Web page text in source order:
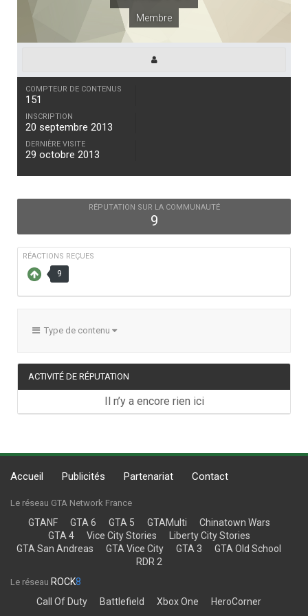
Membre
COMPTEUR DE CONTENUS
151
INSCRIPTION
20 septembre 2013
DERNIÈRE VISITE
29 octobre 2013
RÉPUTATION SUR LA COMMUNAUTÉ
9
RÉACTIONS REÇUES
9
Type de contenu
ACTIVITÉ DE RÉPUTATION
Il n’y a encore rien ici
Accueil Publicités Partenariat Contact
Le réseau GTA Network France
GTANF GTA 6 GTA 5 GTAMulti
Chinatown Wars
GTA 4
Vice City Stories
Liberty City Stories
GTA San Andreas
GTA Vice City GTA 3
GTA Old School
RDR 2
Le réseau ROCK8
Call Of Duty
Battlefield Xbox One HeroCorner